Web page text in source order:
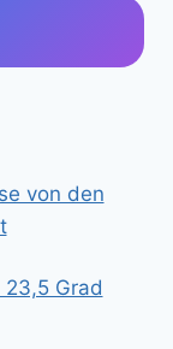
von den
23,5 Grad